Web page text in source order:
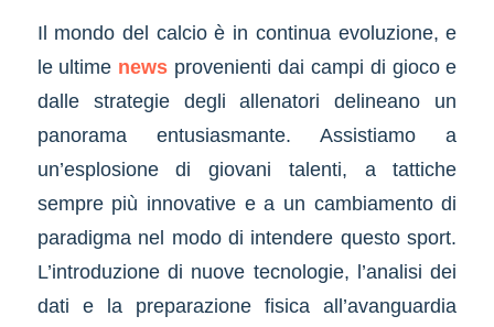
Il mondo del calcio è in continua evoluzione, e
le ultime news provenienti dai campi di gioco e
dalle strategie degli allenatori delineano un
panorama entusiasmante. Assistiamo a
un’esplosione di giovani talenti, a tattiche
sempre più innovative e a un cambiamento di
paradigma nel modo di intendere questo sport.
L’introduzione di nuove tecnologie, l’analisi dei
dati e la preparazione fisica all’avanguardia